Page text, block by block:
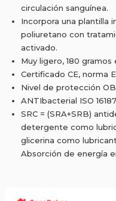
circulación sanguínea.
Incorpora una plantilla
poliuretano con
activado.
Muy ligero, 180 gramos
Certificado CE, norma
Nivel de protección
ANTIbacterial ISO
SRC = (SRA+SRB)
detergente como
glicerina como
Absorción de energía